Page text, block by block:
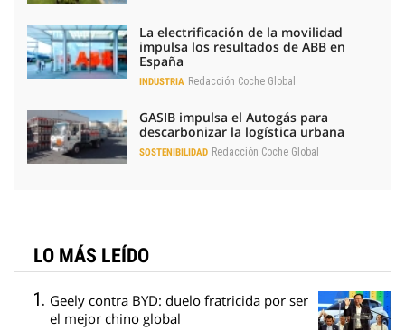
La electrificación de la movilidad
impulsa los resultados de ABB en
España
INDUSTRIA Redacción Coche Global
GASIB impulsa el Autogás para
descarbonizar la logística urbana
SOSTENIBILIDAD Redacción Coche Global
LO MÁS LEÍDO
Geely contra BYD: duelo fratricida por ser
el mejor chino global